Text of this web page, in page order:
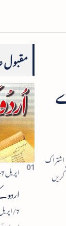
مقبول
اردو
7/